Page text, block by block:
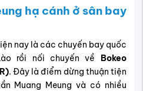
hạ cánh ở sân bay
nay là các chuyến bay quốc
rồi nối chuyến về Bokeo
. Đây là điểm dừng thuận tiện
Muang Meung và có nhiều